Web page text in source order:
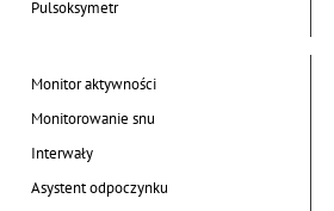
Pulsoksymetr
Monitor aktywności
Monitorowanie snu
Interwały
Asystent odpoczynku